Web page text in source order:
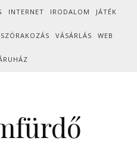
INTERNET IRODALOM JÁTÉK
SZÓRAKOZÁS VÁSÁRLÁS WEB